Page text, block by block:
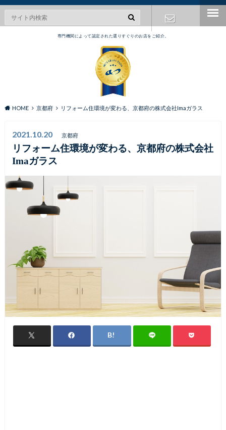
専門機関によって認定された選りすぐりのお店をご紹介。
HOME 京都府 リフォーム住環境が変わる、京都府の株式会社Imaガラス
2021.10.20 京都府
リフォーム住環境が変わる、京都府の株式会社
Imaガラス